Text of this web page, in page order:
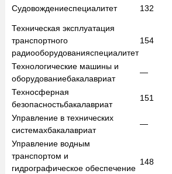
Судовождениеспециалитет 132
Техническая эксплуатация
транспортного
радиооборудованияспециалитет
154
Технологические машины и
оборудованиебакалавриат
—
Техносферная
безопасностьбакалавриат
151
Управление в технических
системахбакалавриат
—
Управление водным
транспортом и
гидрографическое обеспечение
148